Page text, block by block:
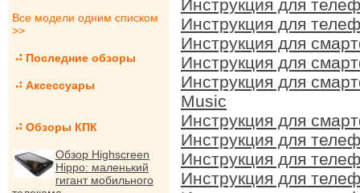
Все модели одним списком
>>
Последние обзоры
Аксессуары
Обзоры КПК
Обзор Highscreen
Hippo: маленький
гигант мобильного
Инструкция для
Инструкция для
Инструкция для
Инструкция для
Инструкция для
Music
Инструкция для
Инструкция для
Инструкция для
Инструкция для